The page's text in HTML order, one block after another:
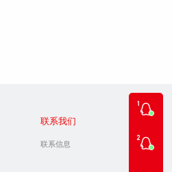
联系我们
联系信息